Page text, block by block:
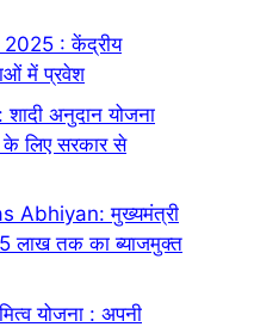
: केंद्रीय
में प्रवेश
अनुदान योजना
के लिए सरकार से
Abhiyan: मुख्यमंत्री
5 लाख तक का ब्याजमुक्त
योजना : अपनी